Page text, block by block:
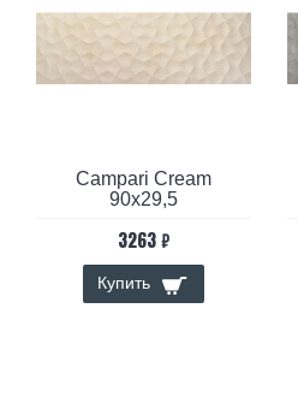
Campari Cream
90x29,5
3263 ₽
Купить